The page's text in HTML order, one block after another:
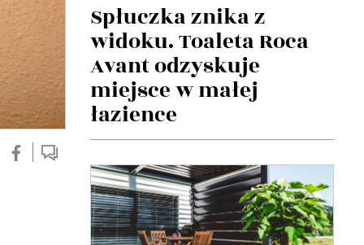
Spłuczka znika z
widoku. Toaleta Roca
Avant odzyskuje
miejsce w małej
łazience